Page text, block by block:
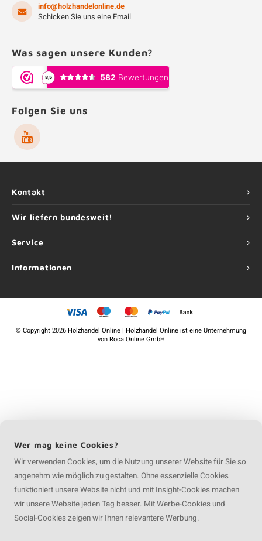
info@holzhandelonline.de
Schicken Sie uns eine Email
Was sagen unsere Kunden?
Folgen Sie uns
Kontakt
Wir liefern bundesweit!
Service
Informationen
©Copyright2026 Holzhandel Online | Holzhandel Online ist eine Unternehmung
vonRoca Online GmbH
Wer mag keine Cookies?
Wir verwenden Cookies, um die Nutzung unserer Website für Sie so
angenehm wie möglich zu gestalten. Ohne essenzielle Cookies
funktioniert unsere Website nicht und mit Insight-Cookies machen
wir unsere Website jeden Tag besser. Mit Werbe-Cookies und
Social-Cookies zeigen wir Ihnen relevantere Werbung.